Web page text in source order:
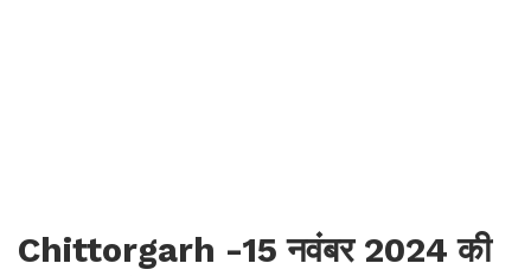
Chittorgarh -15 नवंबर 2024 की